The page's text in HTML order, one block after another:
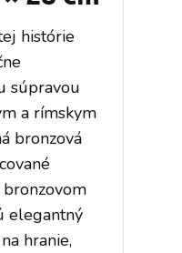
histórie
súpravou
a rímskym
bronzová
elegantný
hranie,